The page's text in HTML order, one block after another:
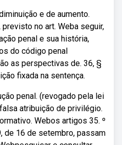
e de aumento.
no art. Weba seguir,
penal e sua história,
do código penal
as perspectivas de. 36, §
fixada na sentença.
penal. (revogado pela lei
atribuição de privilégio.
Webos artigos 35. º
de 16 de setembro, passam